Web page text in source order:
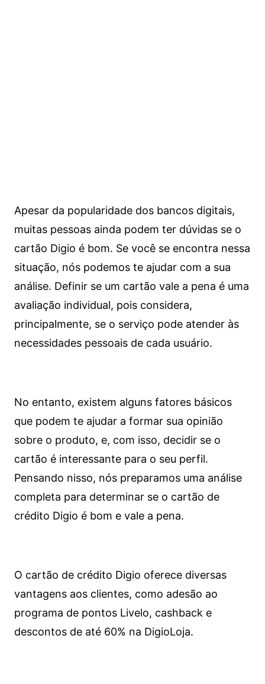
Apesar da popularidade dos bancos digitais,
muitas pessoas ainda podem ter dúvidas se o
cartão Digio é bom. Se você se encontra nessa
situação, nós podemos te ajudar com a sua
análise. Definir se um cartão vale a pena é uma
avaliação individual, pois considera,
principalmente, se o serviço pode atender às
necessidades pessoais de cada usuário.
No entanto, existem alguns fatores básicos
que podem te ajudar a formar sua opinião
sobre o produto, e, com isso, decidir se o
cartão é interessante para o seu perfil.
Pensando nisso, nós preparamos uma análise
completa para determinar se o cartão de
crédito Digio é bom e vale a pena.
O cartão de crédito Digio oferece diversas
vantagens aos clientes, como adesão ao
programa de pontos Livelo, cashback e
descontos de até 60% na DigioLoja.